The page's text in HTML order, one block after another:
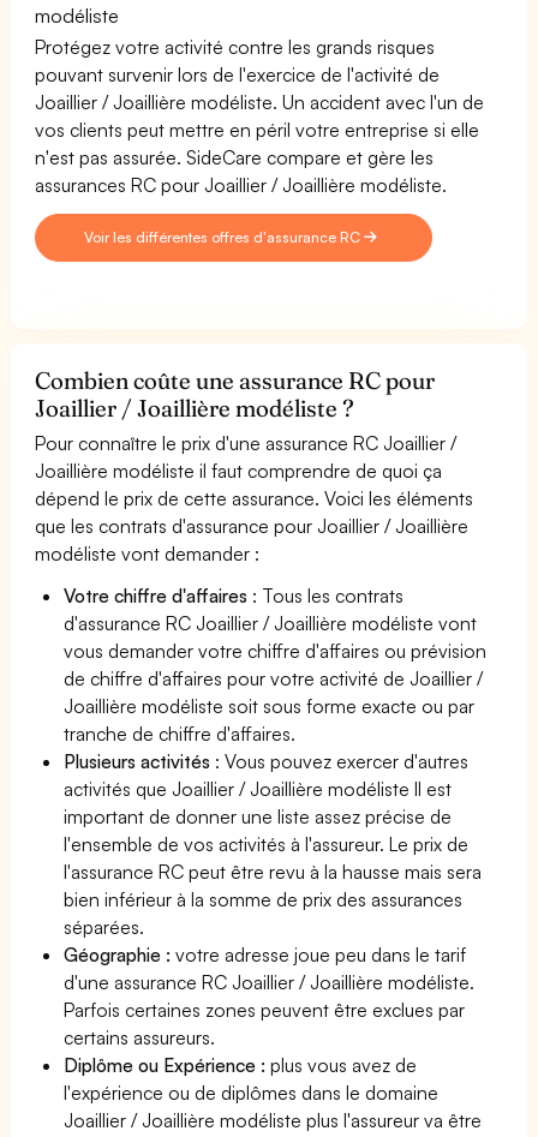
modéliste
Protégez votre activité contre les grands risques
pouvant survenir lors de l'exercice de l'activité de
Joaillier / Joaillière modéliste. Un accident avec l'un de
vos clients peut mettre en péril votre entreprise si elle
n'est pas assurée. SideCare compare et gère les
assurances RC pour Joaillier / Joaillière modéliste.
Voir les différentes offres d'assurance RC
Combien coûte une assurance RC pour
Joaillier / Joaillière modéliste ?
Pour connaître le prix d'une assurance RC Joaillier /
Joaillière modéliste il faut comprendre de quoi ça
dépend le prix de cette assurance. Voici les éléments
que les contrats d'assurance pour Joaillier / Joaillière
modéliste vont demander :
Votre chiffre d'affaires : Tous les contrats
d'assurance RC Joaillier / Joaillière modéliste vont
vous demander votre chiffre d'affaires ou prévision
de chiffre d'affaires pour votre activité de Joaillier /
Joaillière modéliste soit sous forme exacte ou par
tranche de chiffre d'affaires.
Plusieurs activités : Vous pouvez exercer d'autres
activités que Joaillier / Joaillière modéliste Il est
important de donner une liste assez précise de
l'ensemble de vos activités à l'assureur. Le prix de
l'assurance RC peut être revu à la hausse mais sera
bien inférieur à la somme de prix des assurances
séparées.
Géographie :votre adresse joue peu dans le tarif
d'une assurance RC Joaillier / Joaillière modéliste.
Parfois certaines zones peuvent être exclues par
certains assureurs.
Diplôme ou Expérience :plus vous avez de
l'expérience ou de diplômes dans le domaine
Joaillier / Joaillière modéliste plus l'assureur va être